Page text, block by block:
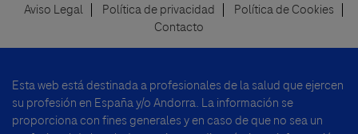
Aviso Legal Política de privacidad
Política de Cookies
Contacto
Esta web está destinada a profesionales de la salud que ejercen
su profesión en España y/o Andorra. La información se
proporciona con fines generales y en caso de que no sea un